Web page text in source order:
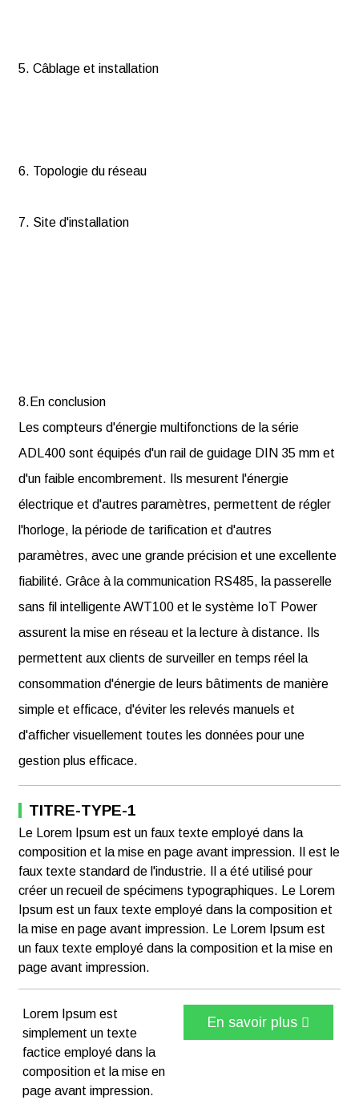
5. Câblage et installation
6. Topologie du réseau
7. Site d'installation
8.En conclusion
Les compteurs d'énergie multifonctions de la série
ADL400 sont équipés d'un rail de guidage DIN 35 mm et
d'un faible encombrement. Ils mesurent l'énergie
électrique et d'autres paramètres, permettent de régler
l'horloge, la période de tarification et d'autres
paramètres, avec une grande précision et une excellente
fiabilité. Grâce à la communication RS485, la passerelle
sans fil intelligente AWT100 et le système IoT Power
assurent la mise en réseau et la lecture à distance. Ils
permettent aux clients de surveiller en temps réel la
consommation d'énergie de leurs bâtiments de manière
simple et efficace, d'éviter les relevés manuels et
d'afficher visuellement toutes les données pour une
gestion plus efficace.
TITRE-TYPE-1
Le Lorem Ipsum est un faux texte employé dans la
composition et la mise en page avant impression. Il est le
faux texte standard de l'industrie. Il a été utilisé pour
créer un recueil de spécimens typographiques. Le Lorem
Ipsum est un faux texte employé dans la composition et
la mise en page avant impression. Le Lorem Ipsum est
un faux texte employé dans la composition et la mise en
page avant impression.
Lorem Ipsum est
simplement un texte
factice employé dans la
composition et la mise en
page avant impression.
En savoir plus